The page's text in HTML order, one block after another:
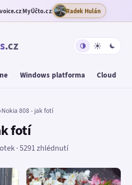
MyÚčto.cz Radek Hulán
.cz
Windows platforma Cloud
›Nokia 808 - jak fotí
fotí
· 5291 zhlédnutí